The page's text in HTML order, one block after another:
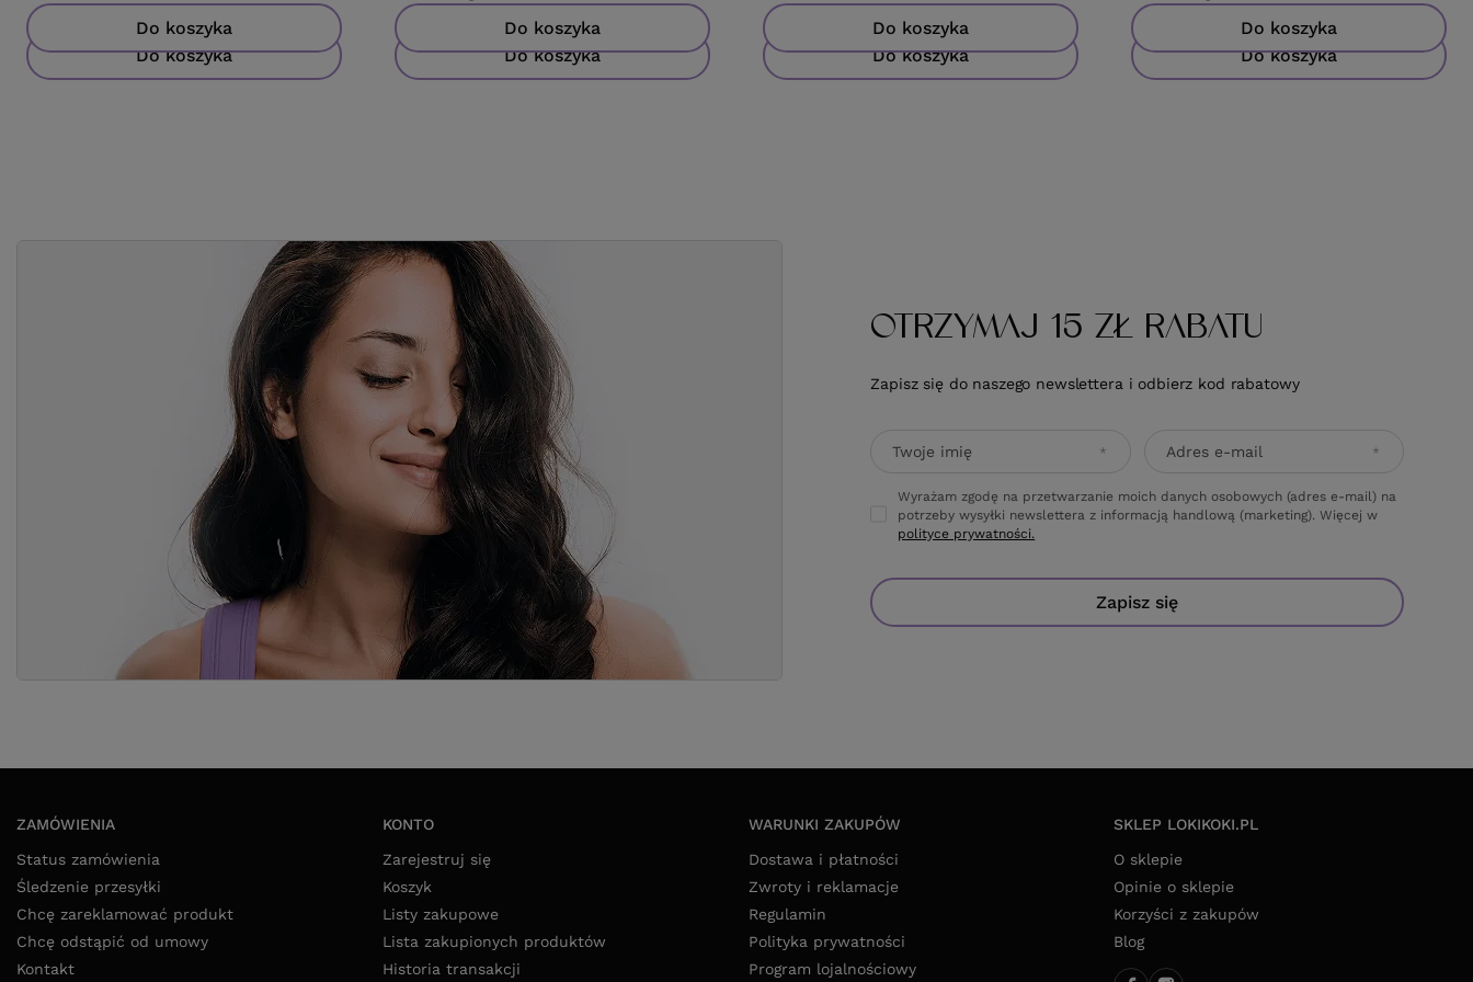
Do koszyka Do koszyka Do koszyka Do koszyka
Do koszyka Do koszyka Do koszyka Do koszyka
OTRZYMAJ 15 ZŁ RABATU
Zapisz się do naszego newslettera i odbierz kod rabatowy
Twoje imię Adres e-mail
Wyrażam zgodę na przetwarzanie moich danych osobowych (adres e-mail) na
potrzeby wysyłki newslettera z informacją handlową (marketing). Więcej w
polityce prywatności.
Zapisz się
ZAMÓWIENIA
Status zamówienia
Śledzenie przesyłki
Chcę zareklamować produkt
Chcę odstąpić od umowy
Kontakt
KONTO
Zarejestruj się
Koszyk
Listy zakupowe
Lista zakupionych produktów
Historia transakcji
WARUNKI ZAKUPÓW
Dostawa i płatności
Zwroty i reklamacje
Regulamin
Polityka prywatności
Program lojalnościowy
SKLEP LOKIKOKI.PL
O sklepie
Opinie o sklepie
Korzyści z zakupów
Blog